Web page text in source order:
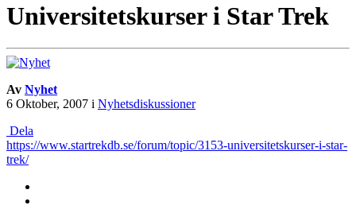
Universitetskurser i Star Trek
Av Nyhet
6 Oktober, 2007 i Nyhetsdiskussioner
Dela
https://www.startrekdb.se/forum/topic/3153-universitetskurser-i-star-
trek/